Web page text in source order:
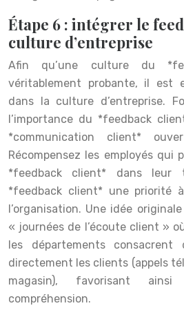
Étape 6 : intégrer le
culture d’entreprise
Afin qu’une culture du
véritablement probante, il est
dans la culture d’entreprise.
l’importance du *feedback
*communication client*
Récompensez les employés qui
*feedback client* dans
*feedback client* une priorité
l’organisation. Une idée
« journées de l’écoute client »
les départements
directement les clients (appels
magasin), favorisant
compréhension.